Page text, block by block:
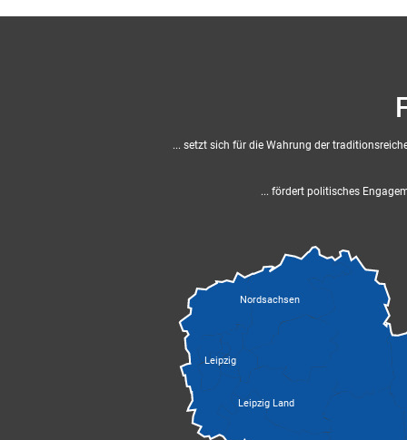
... setzt sich für die Wahrung der
... fördert politisches
Leipzig
Leipzig Land
Nordsachsen